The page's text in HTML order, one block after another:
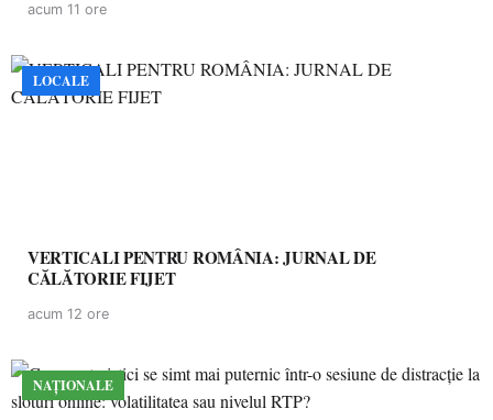
acum 11 ore
LOCALE
VERTICALI PENTRU ROMÂNIA: JURNAL DE
CĂLĂTORIE FIJET
acum 12 ore
NAȚIONALE